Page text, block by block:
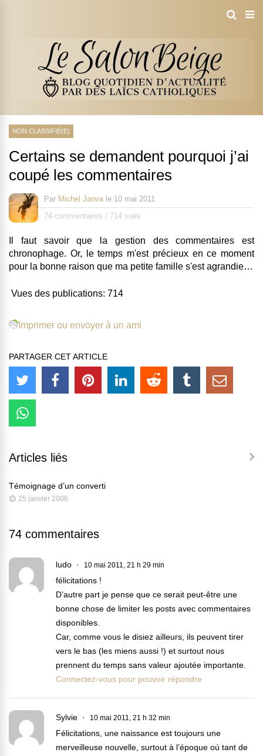
NON CLASSIFIÉ(E)
Certains se demandent pourquoi j’ai
coupé les commentaires
Par Michel Janva le 10 mai 2011
74 commentaires / 714 vues
Il faut savoir que la gestion des commentaires est
chronophage. Or, le temps m'est précieux en ce moment
pour la bonne raison que ma petite famille s'est agrandie…
Vues des publications: 714
Imprimer ou envoyer à un ami
PARTAGER CET ARTICLE
Articles liés
Témoignage d’un converti
25 janvier 2006
74 commentaires
ludo 10 mai 2011, 21 h 29 min
félicitations !
D’autre part je pense que ce serait peut-être une
bonne chose de limiter les posts avec commentaires
disponibles.
Car, comme vous le disiez ailleurs, ils peuvent tirer
vers le bas (les miens aussi !) et surtout nous
prennent du temps sans valeur ajoutée importante.
Connectez-vous pour pouvoir répondre
Sylvie 10 mai 2011, 21 h 32 min
Félicitations, une naissance est toujours une
merveilleuse nouvelle, surtout à l’époque oú tant de